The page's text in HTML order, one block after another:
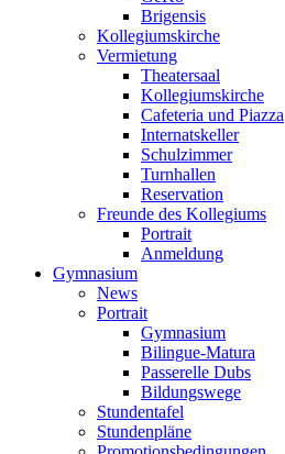
Brigensis
Kollegiumskirche
Vermietung
Theatersaal
Kollegiumskirche
Cafeteria und Piazza
Internatskeller
Schulzimmer
Turnhallen
Reservation
Freunde des Kollegiums
Portrait
Anmeldung
Gymnasium
News
Portrait
Gymnasium
Bilingue-Matura
Passerelle Dubs
Bildungswege
Stundentafel
Stundenpläne